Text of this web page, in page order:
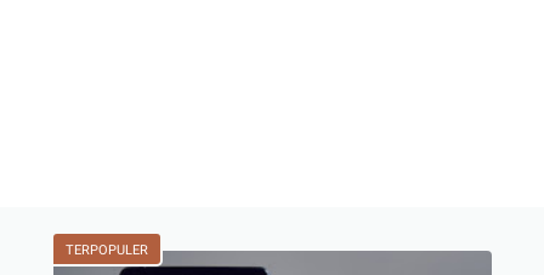
TERPOPULER